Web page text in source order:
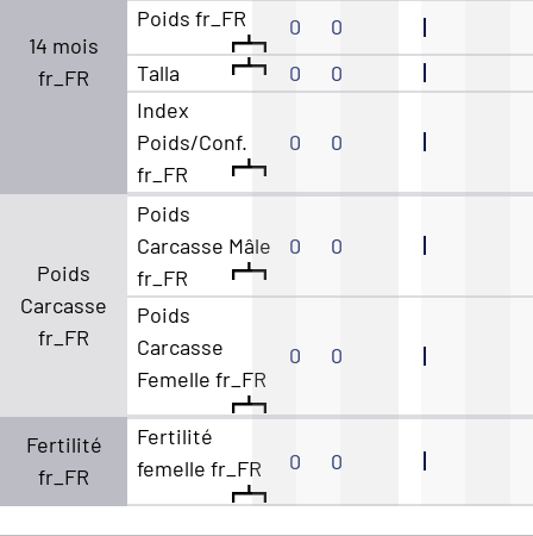
14 mois
fr_FR
Poids fr_FR 0
0
Talla
0
0
Index
Poids/Conf.
fr_FR
0 0
Poids
Carcasse
fr_FR
Poids
Carcasse Mâle
fr_FR
0 0
Poids
Carcasse
Femelle fr_FR
0 0
Fertilité
fr_FR
Fertilité
femelle fr_FR
0 0